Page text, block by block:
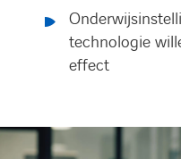
technologie
effect